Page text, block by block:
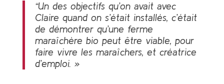
“Un des objectifs qu’on avait avec
Claire quand on s’était installés, c’était
de démontrer qu’une ferme
maraîchère bio peut être viable, pour
faire vivre les maraîchers, et créatrice
d’emploi. »